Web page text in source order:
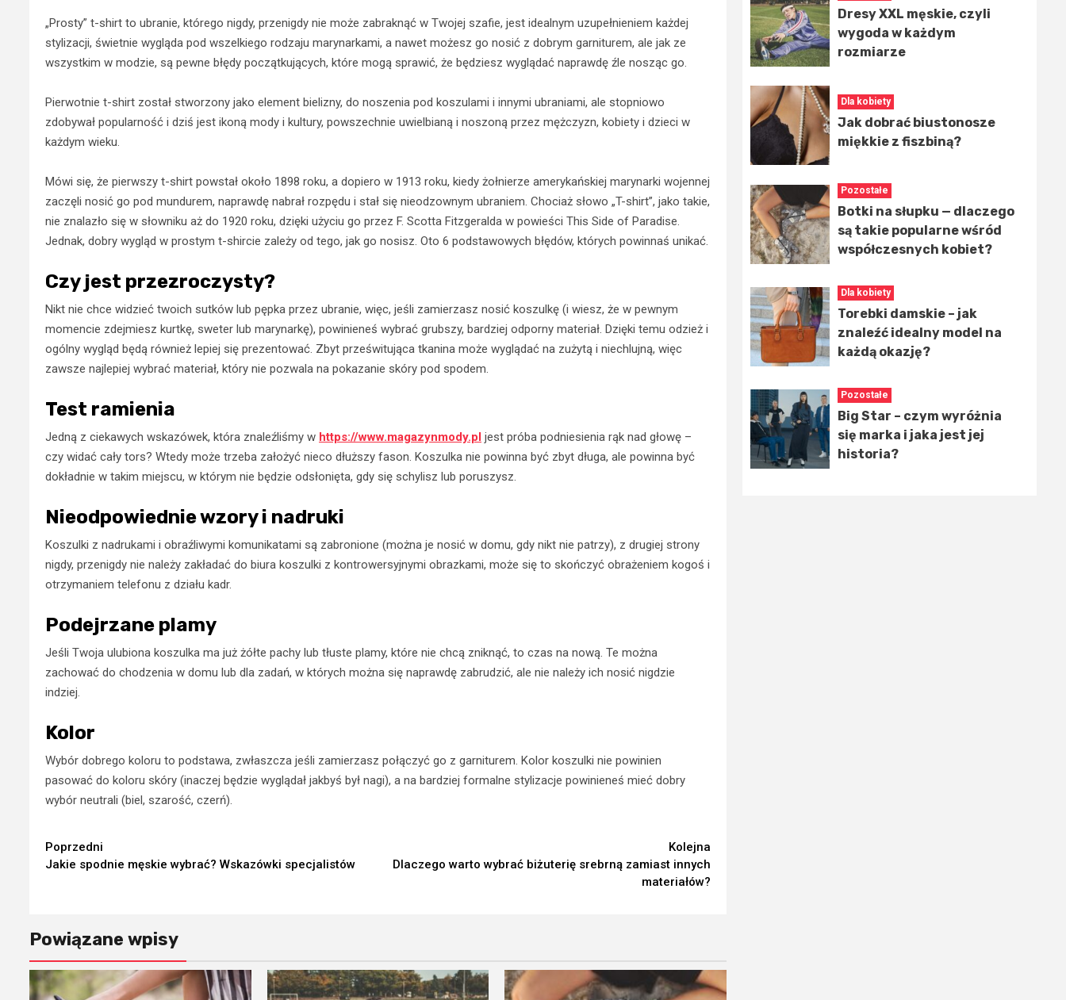
„Prosty” t-shirt to ubranie, którego nigdy, przenigdy nie może zabraknąć w Twojej szafie, jest idealnym uzupełnieniem każdej
stylizacji, świetnie wygląda pod wszelkiego rodzaju marynarkami, a nawet możesz go nosić z dobrym garniturem, ale jak ze
wszystkim w modzie, są pewne błędy początkujących, które mogą sprawić, że będziesz wyglądać naprawdę źle nosząc go.
Pierwotnie t-shirt został stworzony jako element bielizny, do noszenia pod koszulami i innymi ubraniami, ale stopniowo
zdobywał popularność i dziś jest ikoną mody i kultury, powszechnie uwielbianą i noszoną przez mężczyzn, kobiety i dzieci w
każdym wieku.
Mówi się, że pierwszy t-shirt powstał około 1898 roku, a dopiero w 1913 roku, kiedy żołnierze amerykańskiej marynarki wojennej
zaczęli nosić go pod mundurem, naprawdę nabrał rozpędu i stał się nieodzownym ubraniem. Chociaż słowo „T-shirt”, jako takie,
nie znalazło się w słowniku aż do 1920 roku, dzięki użyciu go przez F. Scotta Fitzgeralda w powieści This Side of Paradise.
Jednak, dobry wygląd w prostym t-shircie zależy od tego, jak go nosisz. Oto 6 podstawowych błędów, których powinnaś unikać.
Czy jest przezroczysty?
Nikt nie chce widzieć twoich sutków lub pępka przez ubranie, więc, jeśli zamierzasz nosić koszulkę (i wiesz, że w pewnym
momencie zdejmiesz kurtkę, sweter lub marynarkę), powinieneś wybrać grubszy, bardziej odporny materiał. Dzięki temu odzież i
ogólny wygląd będą również lepiej się prezentować. Zbyt prześwitująca tkanina może wyglądać na zużytą i niechlujną, więc
zawsze najlepiej wybrać materiał, który nie pozwala na pokazanie skóry pod spodem.
Test ramienia
Jedną z ciekawych wskazówek, która znaleźliśmy w https://www.magazynmody.pl jest próba podniesienia rąk nad głowę –
czy widać cały tors? Wtedy może trzeba założyć nieco dłuższy fason. Koszulka nie powinna być zbyt długa, ale powinna być
dokładnie w takim miejscu, w którym nie będzie odsłonięta, gdy się schylisz lub poruszysz.
Nieodpowiednie wzory i nadruki
Koszulki z nadrukami i obraźliwymi komunikatami są zabronione (można je nosić w domu, gdy nikt nie patrzy), z drugiej strony
nigdy, przenigdy nie należy zakładać do biura koszulki z kontrowersyjnymi obrazkami, może się to skończyć obrażeniem kogoś i
otrzymaniem telefonu z działu kadr.
Podejrzane plamy
Jeśli Twoja ulubiona koszulka ma już żółte pachy lub tłuste plamy, które nie chcą zniknąć, to czas na nową. Te można
zachować do chodzenia w domu lub dla zadań, w których można się naprawdę zabrudzić, ale nie należy ich nosić nigdzie
indziej.
Kolor
Wybór dobrego koloru to podstawa, zwłaszcza jeśli zamierzasz połączyć go z garniturem. Kolor koszulki nie powinien
pasować do koloru skóry (inaczej będzie wyglądał jakbyś był nagi), a na bardziej formalne stylizacje powinieneś mieć dobry
wybór neutrali (biel, szarość, czerń).
Continue
Reading
Poprzedni
Jakie spodnie męskie wybrać? Wskazówki specjalistów
Kolejna
Dlaczego warto wybrać biżuterię srebrną zamiast innych
materiałów?
Powiązane wpisy
Dresy XXL męskie, czyli
wygoda w każdym
rozmiarze
Dla kobiety
Jak dobrać biustonosze
miękkie z fiszbiną?
Pozostałe
Botki na słupku — dlaczego
są takie popularne wśród
współczesnych kobiet?
Dla kobiety
Torebki damskie – jak
znaleźć idealny model na
każdą okazję?
Pozostałe
Big Star – czym wyróżnia
się marka i jaka jest jej
historia?